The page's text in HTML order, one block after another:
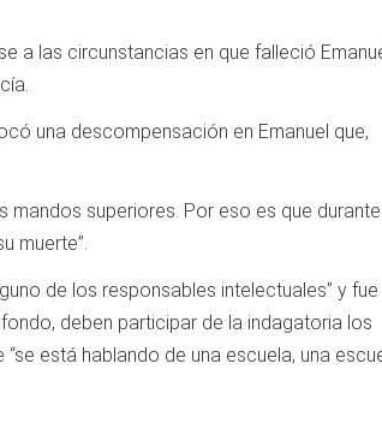
a las circunstancias en que falleció
una descompensación en Emanuel que,
mandos superiores. Por eso es que
muerte”.
de los responsables intelectuales” y fue
deben participar de la indagatoria los
está hablando de una escuela, una